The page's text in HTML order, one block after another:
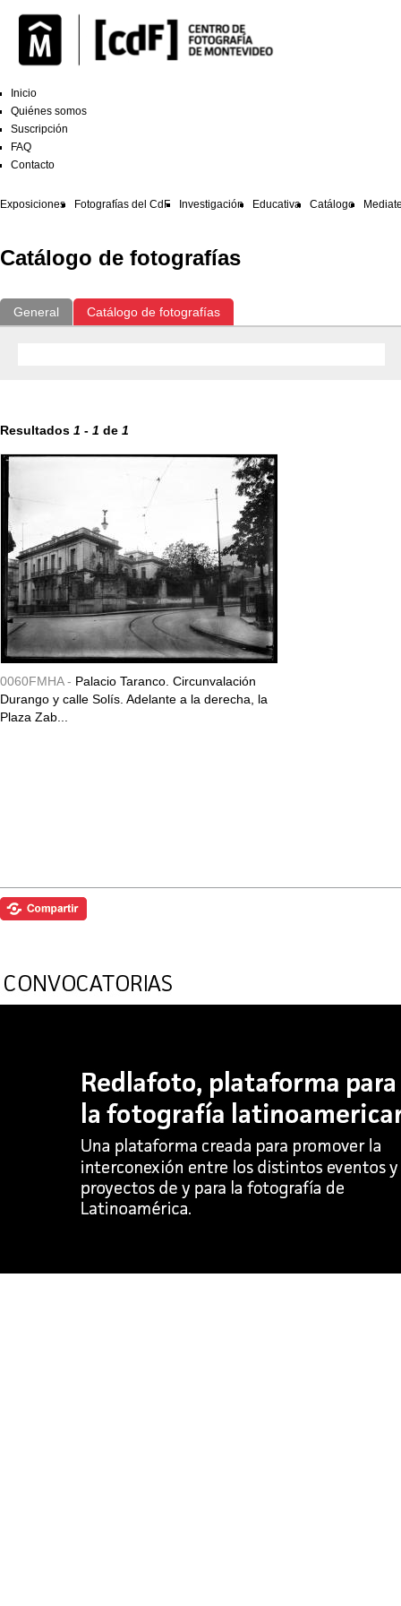
Inicio
Quiénes somos
Suscripción
FAQ
Contacto
Catálogo de fotografías
General Catálogo de fotografías
Resultados 1 - 1 de 1
0060FMHA - Palacio Taranco. Circunvalación
Durango y calle Solís. Adelante a la derecha, la
Plaza Zab...
Exposiciones Fotografías del CdF Investigación Educativa Catálogo